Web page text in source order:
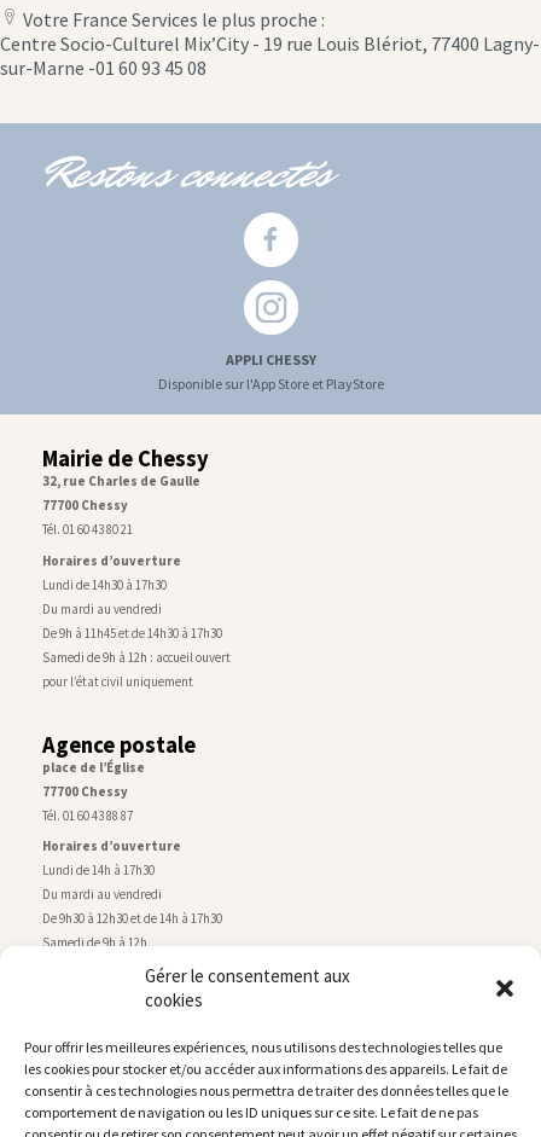
Gérer le consentement aux
cookies
Pour offrir les meilleures expériences, nous utilisons des technologies telles que
les cookies pour stocker et/ou accéder aux informations des appareils. Le fait de
consentir à ces technologies nous permettra de traiter des données telles que le
comportement de navigation ou les ID uniques sur ce site. Le fait de ne pas
location
icon
Votre France Services le plus proche :
Centre Socio-Culturel Mix’City - 19 rue Louis Blériot, 77400 Lagny-
sur-Marne -01 60 93 45 08
Restons connectés
APPLI CHESSY
Disponible sur l'App Store et PlayStore
Mairie de Chessy
32, rue Charles de Gaulle
77700 Chessy
Tél. 01 60 43 80 21
Horaires d’ouverture
Lundi de 14h30 à 17h30
Du mardi au vendredi
De 9h à 11h45 et de 14h30 à 17h30
Samedi de 9h à 12h : accueil ouvert
pour l’état civil uniquement
Agence postale
place de l’Église
77700 Chessy
Tél. 01 60 43 88 87
Horaires d’ouverture
Lundi de 14h à 17h30
Du mardi au vendredi
De 9h30 à 12h30 et de 14h à 17h30
Samedi de 9h à 12h
Service technique
rue de Montry–77700 Chessy
Tél. 01 60 43 52 63
Horaires d’ouverture
Lundi, mardi et jeudi